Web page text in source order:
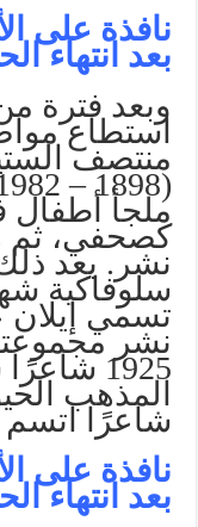
نافذة على
بعد انتهاء
وبعد فترة
استطاع
منتصف
ملجأ أطفال
كصحفي، ثم
نشر. بعد
سلوفاكية
نشر
1925
المذهب
شاعرًا اتسم
نافذة على
بعد انتهاء